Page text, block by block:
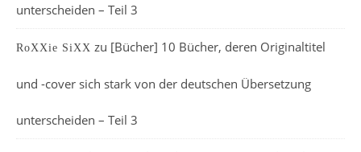
unterscheiden – Teil 3
RoXXie SiXX zu [Bücher] 10 Bücher, deren Originaltitel
und -cover sich stark von der deutschen Übersetzung
unterscheiden – Teil 3